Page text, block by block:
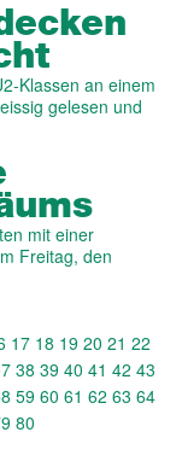
Klassen an einem
gelesen und
mit einer
Freitag, den
17 18 19 20 21 22
38 39 40 41 42 43
59 60 61 62 63 64
80